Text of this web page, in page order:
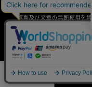
数量
写真及び文章の無断使用を禁
Copyright © 2026
__